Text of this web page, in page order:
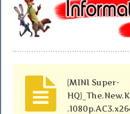
{MINI Super-